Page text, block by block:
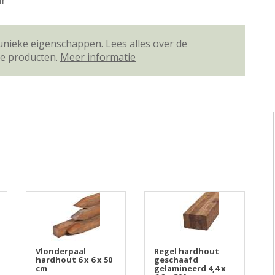
eigenschappen. Lees alles over de
producten. Meer informatie
Vlonderpaal
hardhout 6 x 6 x 50
cm
Regel hardhout
geschaafd
gelamineerd 4,4 x